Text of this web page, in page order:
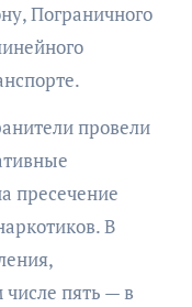
Пограничного
провели
пресечение
В
пять — в